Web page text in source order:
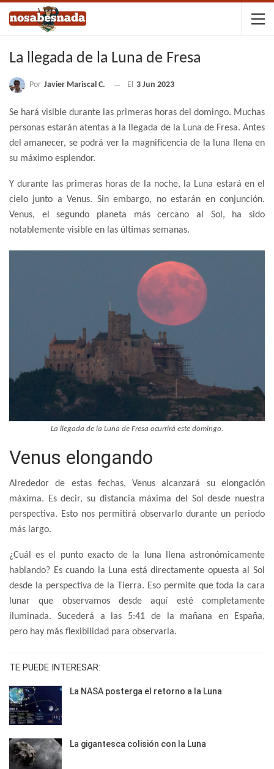
La llegada de la Luna de Fresa
Por Javier Mariscal C. El 3 Jun 2023
Se hará visible durante las primeras horas del domingo. Muchas
personas estarán atentas a la llegada de la Luna de Fresa. Antes
del amanecer, se podrá ver la magnificencia de la luna llena en
su máximo esplendor.
Y durante las primeras horas de la noche, la Luna estará en el
cielo junto a Venus. Sin embargo, no estarán en conjunción.
Venus, el segundo planeta más cercano al Sol, ha sido
notablemente visible en las últimas semanas.
La llegada de la Luna de Fresa ocurrirá este domingo.
Venus elongando
Alrededor de estas fechas, Venus alcanzará su elongación
máxima. Es decir, su distancia máxima del Sol desde nuestra
perspectiva. Esto nos permitirá observarlo durante un periodo
más largo.
¿Cuál es el punto exacto de la luna llena astronómicamente
hablando? Es cuando la Luna está directamente opuesta al Sol
desde la perspectiva de la Tierra. Eso permite que toda la cara
lunar que observamos desde aquí esté completamente
iluminada. Sucederá a las 5:41 de la mañana en España,
pero hay más flexibilidad para observarla.
TE PUEDE INTERESAR:
La NASA posterga el retorno a la Luna
La gigantesca colisión con la Luna